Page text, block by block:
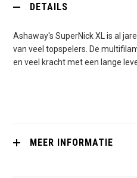
DETAILS
Ashaway's SuperNick XL is al
van veel topspelers. De
en veel kracht met een lange
MEER INFORMATIE